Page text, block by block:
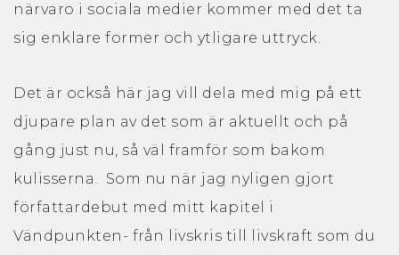
Kontakt
närvaro i sociala medier kommer med det ta
sig enklare former och ytligare uttryck.
Det är också här jag vill dela med mig på ett
djupare plan av det som är aktuellt och på
gång just nu, så väl framför som bakom
kulisserna. Som nu när jag nyligen gjort
författardebut med mitt kapitel i
Vändpunkten- från livskris till livskraft som du